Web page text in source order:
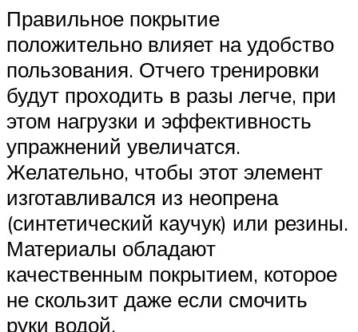
Правильное покрытие
положительно влияет на удобство
пользования. Отчего тренировки
будут проходить в разы легче, при
этом нагрузки и эффективность
упражнений увеличатся.
Желательно, чтобы этот элемент
изготавливался из неопрена
(синтетический каучук) или резины.
Материалы обладают
качественным покрытием, которое
не скользит даже если смочить
руки водой.